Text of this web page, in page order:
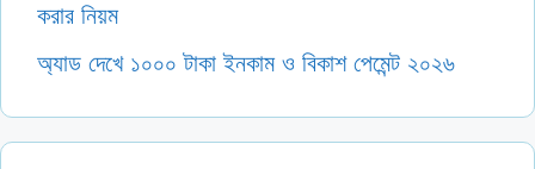
করার নিয়ম
অ্যাড দেখে ১০০০ টাকা ইনকাম ও বিকাশ পেমেন্ট ২০২৬